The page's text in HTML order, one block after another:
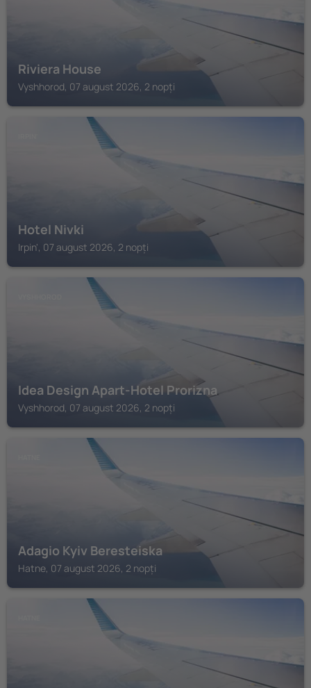
Riviera House
Vyshhorod, 07 august 2026, 2 nopți
Hotel Nivki
Irpin', 07 august 2026, 2 nopți
Idea Design Apart-Hotel Prorizna
Vyshhorod, 07 august 2026, 2 nopți
Adagio Kyiv Beresteiska
Hatne, 07 august 2026, 2 nopți